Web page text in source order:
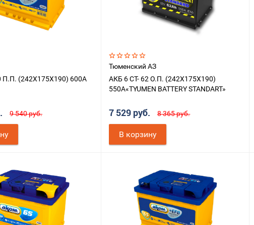
П.П. (242X175X190) 600A
9 540 руб.
Тюменский АЗ
АКБ 6 СТ- 62 О.П. (242X175X190)
550A«TYUMEN BATTERY STANDART»
7 529 руб. 8 365 руб.
В корзину